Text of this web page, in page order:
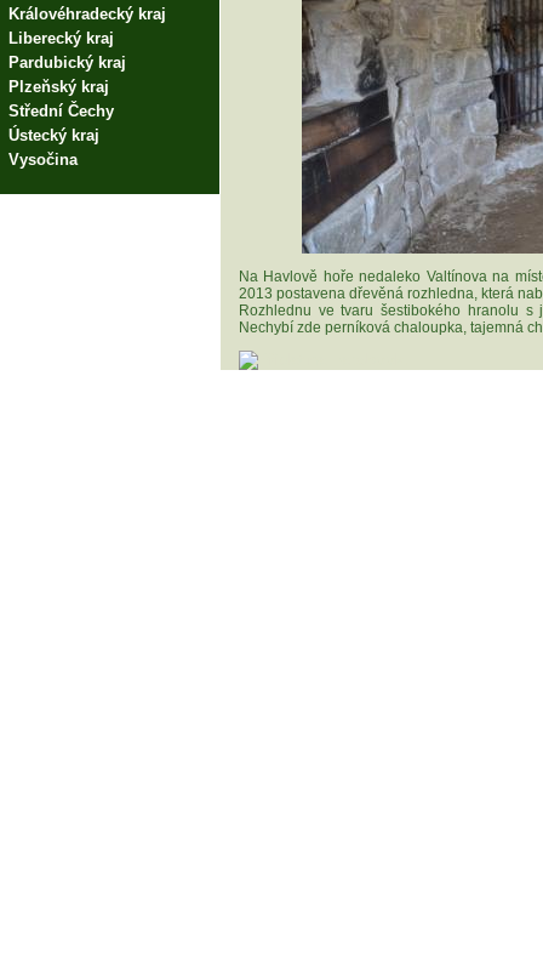
Na Havlově hoře nedaleko Valtínova na
2013 postavena dřevěná rozhledna, která
Rozhlednu ve tvaru šestibokého hranolu
Nechybí zde perníková chaloupka, tajemná
Královéhradecký kraj
Liberecký kraj
Pardubický kraj
Plzeňský kraj
Střední Čechy
Ústecký kraj
Vysočina